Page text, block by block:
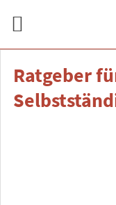
Ratgeber